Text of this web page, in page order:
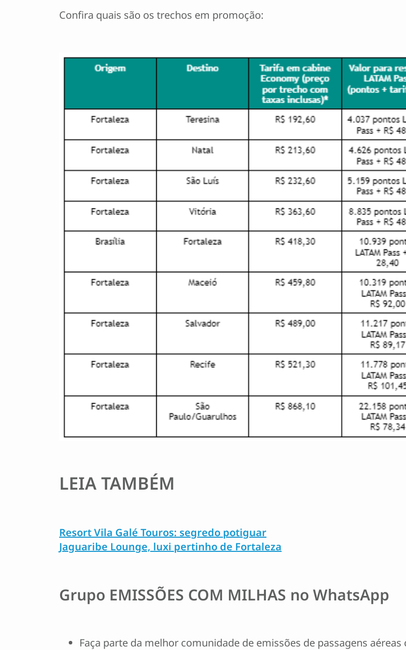
Confira quais são os trechos em promoção:
LEIA TAMBÉM
Resort Vila Galé Touros: segredo potiguar
Jaguaribe Lounge, luxi pertinho de Fortaleza
Grupo EMISSÕES COM MILHAS no WhatsApp
Faça parte da melhor comunidade de emissões de passagens